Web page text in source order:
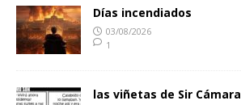
Días incendiados
03/08/2026
1
las viñetas de Sir Cámara